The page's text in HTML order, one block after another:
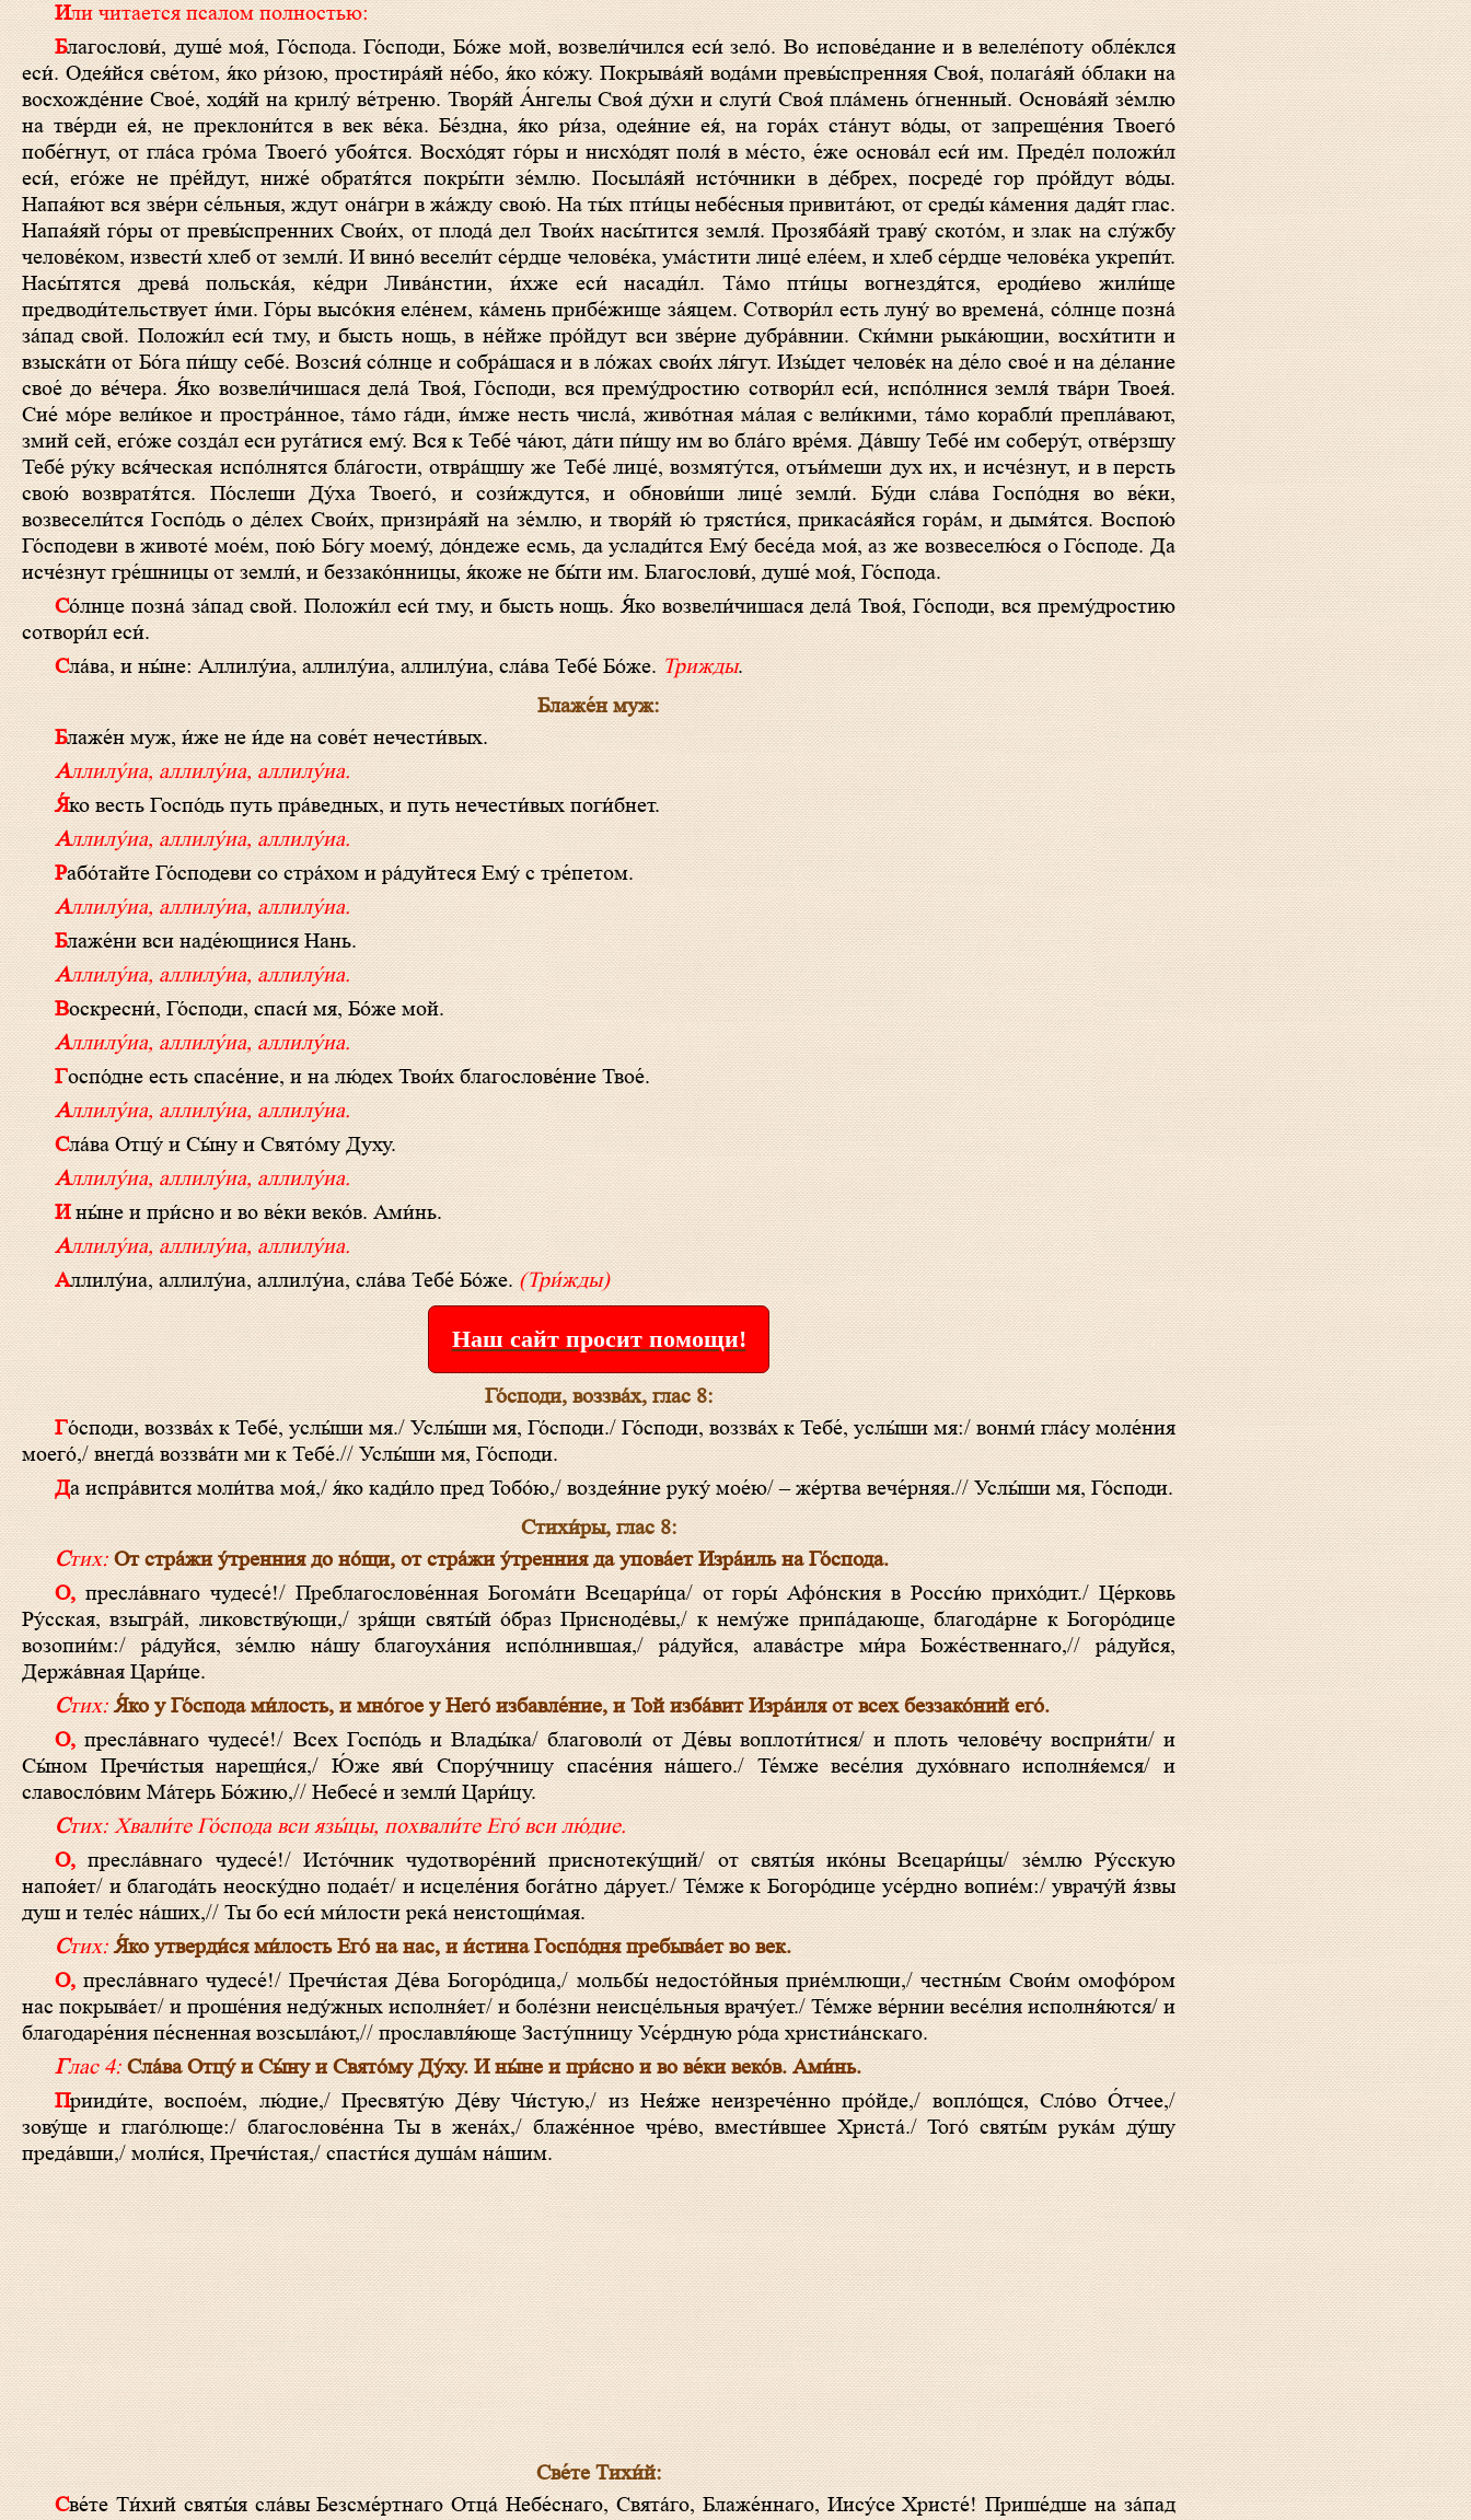
Или читается псалом полностью:
Благослови́, душе́ моя́, Го́спода. Го́споди, Бо́же мой, возвели́чился еси́ зело́. Во испове́дание и в велеле́поту обле́клся
еси́. Одея́йся све́том, я́ко ри́зою, простира́яй не́бо, я́ко ко́жу. Покрыва́яй вода́ми превы́спренняя Своя́, полага́яй о́блаки на
восхожде́ние Свое́, ходя́й на крилу́ ве́треню. Творя́й А́нгелы Своя́ ду́хи и слуги́ Своя́ пла́мень о́гненный. Основа́яй зе́млю
на тве́рди ея́, не преклони́тся в век ве́ка. Бе́здна, я́ко ри́за, одея́ние ея́, на гора́х ста́нут во́ды, от запреще́ния Твоего́
побе́гнут, от гла́са гро́ма Твоего́ убоя́тся. Восхо́дят го́ры и нисхо́дят поля́ в ме́сто, е́же основа́л еси́ им. Преде́л положи́л
еси́, eго́же не пре́йдут, ниже́ обратя́тся покры́ти зе́млю. Посыла́яй исто́чники в де́брех, посреде́ гор про́йдут во́ды.
Напая́ют вся зве́ри се́льныя, ждут она́гри в жа́жду свою́. На ты́х пти́цы небе́сныя привита́ют, от среды́ ка́мения дадя́т глас.
Напая́яй го́ры от превы́спренних Свои́х, от плода́ дел Твои́х насы́тится земля́. Прозяба́яй траву́ ското́м, и злак на слу́жбу
челове́ком, извести́ хлеб от земли́. И вино́ весели́т се́рдце челове́ка, ума́стити лице́ еле́ем, и хлеб се́рдце челове́ка укрепи́т.
Насы́тятся древа́ польска́я, ке́дри Лива́нстии, и́хже еси́ насади́л. Та́мо пти́цы вогнездя́тся, ероди́ево жили́ще
предводи́тельствует и́ми. Го́ры высо́кия еле́нем, ка́мень прибе́жище за́яцем. Сотвори́л есть луну́ во времена́, со́лнце позна́
за́пад свой. Положи́л еси́ тму, и бысть нощь, в не́йже про́йдут вси зве́рие дубра́внии. Ски́мни рыка́ющии, восхи́тити и
взыска́ти от Бо́га пи́щу себе́. Возсия́ со́лнце и собра́шася и в ло́жах свои́х ля́гут. Изы́дет челове́к на де́ло свое́ и на де́лание
свое́ до ве́чера. Я́ко возвели́чишася дела́ Твоя́, Го́споди, вся прему́дростию сотвори́л еси́, испо́лнися земля́ тва́ри Твоея́.
Сие́ мо́ре вели́кое и простра́нное, та́мо га́ди, и́мже несть числа́, живо́тная ма́лая с вели́кими, та́мо корабли́ препла́вают,
змий сей, eго́же созда́л еси руга́тися eму́. Вся к Тебе́ ча́ют, да́ти пи́щу им во бла́го вре́мя. Да́вшу Тебе́ им соберу́т, отве́рзшу
Тебе́ ру́ку вся́ческая испо́лнятся бла́гости, отвра́щшу же Тебе́ лице́, возмяту́тся, отъи́меши дух их, и исче́знут, и в персть
свою́ возвратя́тся. По́слеши Ду́ха Твоего́, и сози́ждутся, и обнови́ши лице́ земли́. Бу́ди сла́ва Госпо́дня во ве́ки,
возвесели́тся Госпо́дь о де́лех Свои́х, призира́яй на зе́млю, и творя́й ю́ трясти́ся, прикаса́яйся гора́м, и дымя́тся. Воспою́
Го́сподеви в животе́ мое́м, пою́ Бо́гу моему́, до́ндеже есмь, да услади́тся Ему́ бесе́да моя́, аз же возвеселю́ся о Го́споде. Да
исче́знут гре́шницы от земли́, и беззако́нницы, я́коже не бы́ти им. Благослови́, душе́ моя́, Го́спода.
Со́лнце позна́ за́пад свой. Положи́л еси́ тму, и бысть нощь. Я́ко возвели́чишася дела́ Твоя́, Го́споди, вся прему́дростию
сотвори́л еси́.
Сла́ва, и ны́не: Аллилу́иа, аллилу́иа, аллилу́иа, сла́ва Тебе́ Бо́же.Трижды.
Блаже́н муж:
Блаже́н муж, и́же не и́де на сове́т нечести́вых.
Аллилу́иа, аллилу́иа, аллилу́иа.
Я́ко весть Госпо́дь путь пра́ведных, и путь нечести́вых поги́бнет.
Аллилу́иа, аллилу́иа, аллилу́иа.
Рабо́тайте Го́сподеви со стра́хом и ра́дуйтеся Ему́ с тре́петом.
Аллилу́иа, аллилу́иа, аллилу́иа.
Блаже́ни вси наде́ющиися Нань.
Аллилу́иа, аллилу́иа, аллилу́иа.
Воскресни́, Го́споди, спаси́ мя, Бо́же мой.
Аллилу́иа, аллилу́иа, аллилу́иа.
Госпо́дне есть спасе́ние, и на лю́дех Твои́х благослове́ние Твое́.
Аллилу́иа, аллилу́иа, аллилу́иа.
Сла́ва Отцу́ и Сы́ну и Свято́му Духу.
Аллилу́иа, аллилу́иа, аллилу́иа.
И ны́не и при́сно и во ве́ки веко́в. Ами́нь.
Аллилу́иа, аллилу́иа, аллилу́иа.
Аллилу́иа, аллилу́иа, аллилу́иа, сла́ва Тебе́ Бо́же.(Три́жды)
Наш сайт просит помощи!
Го́споди, воззва́х, глас 8:
Го́споди, воззва́х к Тебе́, услы́ши мя./ Услы́ши мя, Го́споди./ Го́споди, воззва́х к Тебе́, услы́ши мя:/ вонми́ гла́су моле́ния
моего́,/ внегда́ воззва́ти ми к Тебе́.// Услы́ши мя, Го́споди.
Да испра́вится моли́тва моя́,/ я́ко кади́ло пред Тобо́ю,/ воздея́ние руку́ мое́ю/ – же́ртва вече́рняя.// Услы́ши мя, Го́споди.
Стихи́ры, глас 8:
Стих: От стра́жи у́тренния до но́щи, от стра́жи у́тренния да упова́ет Изра́иль на Го́спода.
О, пресла́внаго чудесе́!/ Преблагослове́нная Богома́ти Всецари́ца/ от горы́ Афо́нския в Росси́ю прихо́дит./ Це́рковь
Ру́сская, взыгра́й, ликовству́ющи,/ зря́щи святы́й о́браз Присноде́вы,/ к нему́же припа́дающе, благода́рне к Богоро́дице
возопии́м:/ ра́дуйся, зе́млю на́шу благоуха́ния испо́лнившая,/ ра́дуйся, алава́стре ми́ра Боже́ственнаго,// ра́дуйся,
Держа́вная Цари́це.
Стих: Я́ко у Го́спода ми́лость, и мно́гое у Него́ избавле́ние, и Той изба́вит Изра́иля от всех беззако́ний eго́.
О, пресла́внаго чудесе́!/ Всех Госпо́дь и Влады́ка/ благоволи́ от Де́вы воплоти́тися/ и плоть челове́чу восприя́ти/ и
Сы́ном Пречи́стыя нарещи́ся,/ Ю́же яви́ Спору́чницу спасе́ния на́шего./ Те́мже весе́лия духо́внаго исполня́емся/ и
славосло́вим Ма́терь Бо́жию,// Небесе́ и земли́ Цари́цу.
Стих: Хвали́те Го́спода вси язы́цы, похвали́те Его́ вси лю́дие.
О, пресла́внаго чудесе́!/ Исто́чник чудотворе́ний приснотеку́щий/ от святы́я ико́ны Всецари́цы/ зе́млю Ру́сскую
напоя́ет/ и благода́ть неоску́дно подае́т/ и исцеле́ния бога́тно да́рует./ Те́мже к Богоро́дице усе́рдно вопие́м:/ уврачу́й я́звы
душ и теле́с на́ших,// Ты бо еси́ ми́лости река́ неистощи́мая.
Стих: Я́ко утверди́ся ми́лость Его́ на нас, и и́стина Госпо́дня пребыва́ет во век.
О, пресла́внаго чудесе́!/ Пречи́стая Де́ва Богоро́дица,/ мольбы́ недосто́йныя прие́млющи,/ честны́м Свои́м омофо́ром
нас покрыва́ет/ и проше́ния неду́жных исполня́ет/ и боле́зни неисце́льныя врачу́ет./ Те́мже ве́рнии весе́лия исполня́ются/ и
благодаре́ния пе́сненная возсыла́ют,// прославля́юще Засту́пницу Усе́рдную ро́да христиа́нскаго.
Глас 4: Сла́ва Отцу́ и Сы́ну и Свято́му Ду́ху. И ны́не и при́сно и во ве́ки веко́в. Ами́нь.
Прииди́те, воспое́м, лю́дие,/ Пресвяту́ю Де́ву Чи́стую,/ из Нея́же неизрече́нно про́йде,/ вопло́щся, Сло́во О́тчее,/
зову́ще и глаго́люще:/ благослове́нна Ты в жена́х,/ блаже́нное чре́во, вмести́вшее Христа́./ Того́ святы́м рука́м ду́шу
преда́вши,/ моли́ся, Пречи́стая,/ спасти́ся душа́м на́шим.
Све́те Тихи́й:
Све́те Ти́хий святы́я сла́вы Безсме́ртнаго Отца́ Небе́снаго, Свята́го, Блаже́ннаго, Иису́се Христе́! Прише́дше на за́пад